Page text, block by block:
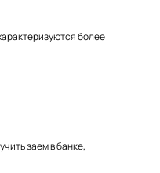
более
заем в банке,